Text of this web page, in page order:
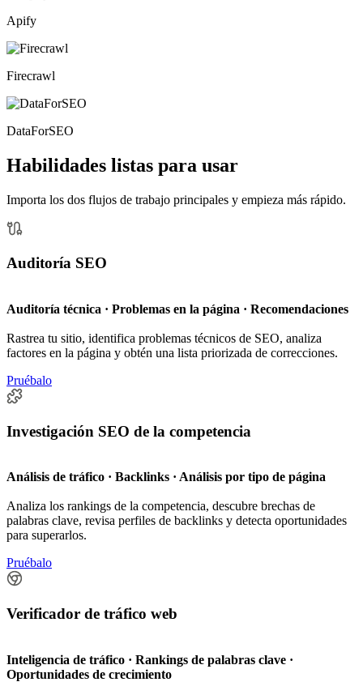
Apify
Firecrawl
DataForSEO
Habilidades listas para usar
Importa los dos flujos de trabajo principales y empieza más rápido.
Auditoría SEO
Auditoría técnica · Problemas en la página · Recomendaciones
Rastrea tu sitio, identifica problemas técnicos de SEO, analiza
factores en la página y obtén una lista priorizada de correcciones.
Pruébalo
Investigación SEO de la competencia
Análisis de tráfico · Backlinks · Análisis por tipo de página
Analiza los rankings de la competencia, descubre brechas de
palabras clave, revisa perfiles de backlinks y detecta oportunidades
para superarlos.
Pruébalo
Verificador de tráfico web
Inteligencia de tráfico · Rankings de palabras clave ·
Oportunidades de crecimiento